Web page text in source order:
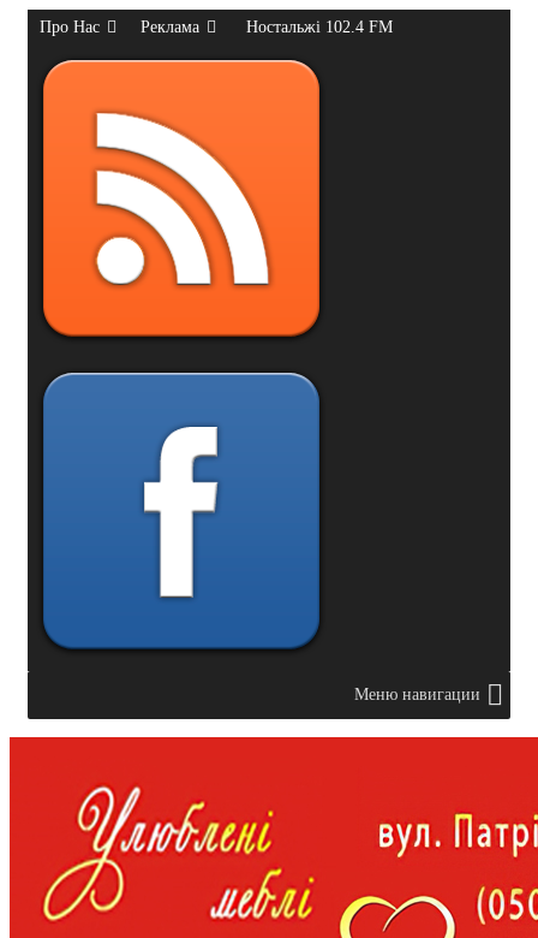
Про Нас Реклама Ностальжі 102.4 FM
Меню навигации